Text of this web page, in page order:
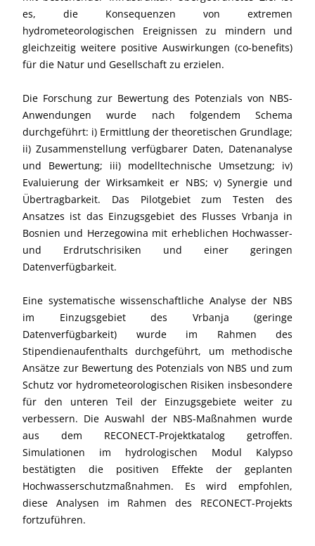
es, die Konsequenzen von extremen
hydrometeorologischen Ereignissen zu mindern und
gleichzeitig weitere positive Auswirkungen (co-benefits)
für die Natur und Gesellschaft zu erzielen.
Die Forschung zur Bewertung des Potenzials von NBS-
Anwendungen wurde nach folgendem Schema
durchgeführt: i) Ermittlung der theoretischen Grundlage;
ii) Zusammenstellung verfügbarer Daten, Datenanalyse
und Bewertung; iii) modelltechnische Umsetzung; iv)
Evaluierung der Wirksamkeit er NBS; v) Synergie und
Übertragbarkeit. Das Pilotgebiet zum Testen des
Ansatzes ist das Einzugsgebiet des Flusses Vrbanja in
Bosnien und Herzegowina mit erheblichen Hochwasser-
und Erdrutschrisiken und einer geringen
Datenverfügbarkeit.
Eine systematische wissenschaftliche Analyse der NBS
im Einzugsgebiet des Vrbanja (geringe
Datenverfügbarkeit) wurde im Rahmen des
Stipendienaufenthalts durchgeführt, um methodische
Ansätze zur Bewertung des Potenzials von NBS und zum
Schutz vor hydrometeorologischen Risiken insbesondere
für den unteren Teil der Einzugsgebiete weiter zu
verbessern. Die Auswahl der NBS-Maßnahmen wurde
aus dem RECONECT-Projektkatalog getroffen.
Simulationen im hydrologischen Modul Kalypso
bestätigten die positiven Effekte der geplanten
Hochwasserschutzmaßnahmen. Es wird empfohlen,
diese Analysen im Rahmen des RECONECT-Projekts
fortzuführen.